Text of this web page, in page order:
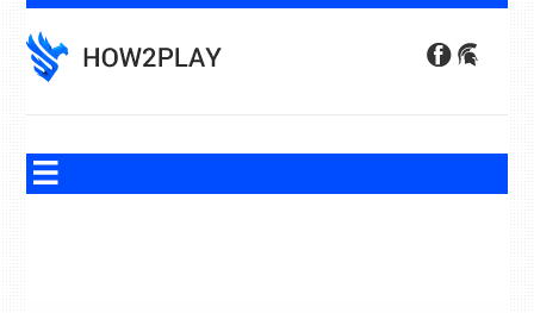
to
content